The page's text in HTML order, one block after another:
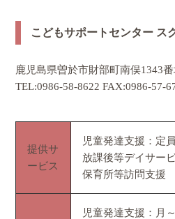
こどもサポートセンター ス
鹿児島県曽於市財部町南俣1343
TEL:0986‐58‐8622
提供サ
ービス
児童発達支援：定
放課後等デイサー
保育所等訪問支援
児童発達支援：月